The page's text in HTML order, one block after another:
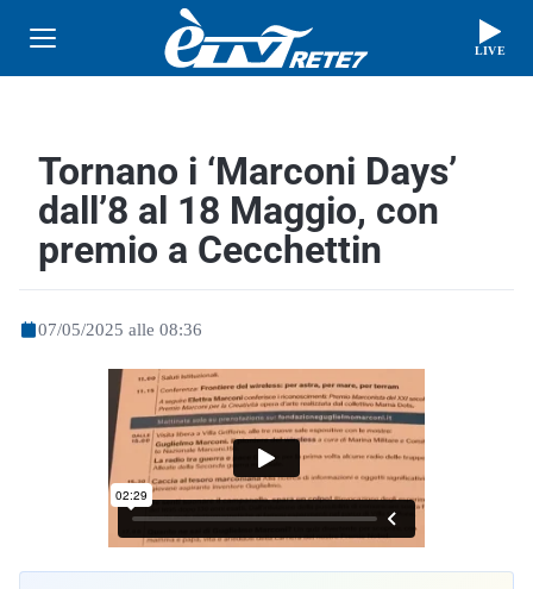
LIVE
Tornano i ‘Marconi Days’
dall’8 al 18 Maggio, con
premio a Cecchettin
07/05/2025 alle 08:36